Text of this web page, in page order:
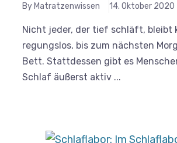
By Matratzenwissen 14. Oktober 2020
Nicht jeder, der tief schläft, bleibt
regungslos, bis zum nächsten
Bett. Stattdessen gibt es
Schlaf äußerst aktiv ...